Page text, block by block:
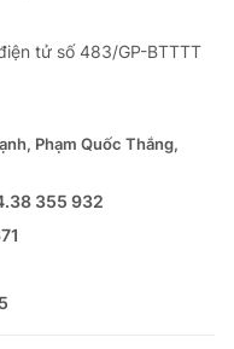
tử số 483/GP-BTTTT
Phạm Quốc Thắng,
355 932